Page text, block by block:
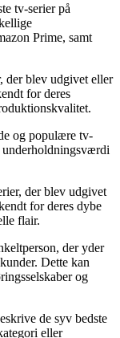
tv-serier på
Prime, samt
der blev udgivet eller
for deres
og populære tv-
underholdningsværdi
der blev udgivet
for deres dybe
flair.
der yder
Dette kan
og
de syv bedste
eller